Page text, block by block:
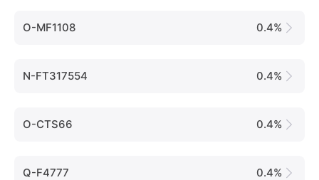
O-MF1108 0.4%
N-FT317554 0.4%
O-CTS66 0.4%
Q-F4777 0.4%